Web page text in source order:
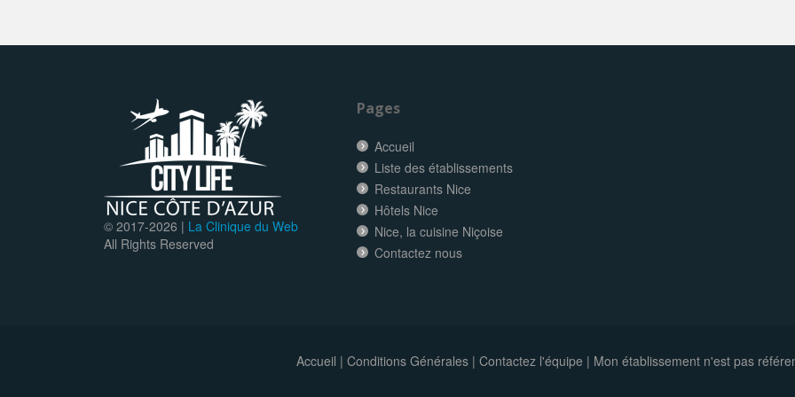
© 2017-2026 | La Clinique du Web
All Rights Reserved
Pages
Accueil
Liste des établissements
Restaurants Nice
Hôtels Nice
Nice, la cuisine Niçoise
Contactez nous
Accueil | Conditions Générales| Contactez l'équipe | Mon établissement n'est pas